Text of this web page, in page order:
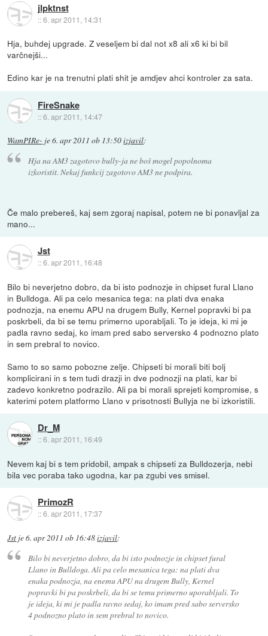
jlpktnst
::6. apr 2011, 14:31
Hja, buhdej upgrade. Z veseljem bi dal not x8 ali x6 ki bi bil
varčnejši...
Edino kar je na trenutni plati shit je amdjev ahci kontroler za sata.
FireSnake
::6. apr 2011, 14:47
WamPIRe- je6. apr 2011 ob 13:50izjavil:
Hja na AM3 zagotovo bully-ja ne boš mogel popolnoma
izkoristit. Nekaj funkcij zagotovo AM3 ne podpira.
Če malo prebereš, kaj sem zgoraj napisal, potem ne bi ponavljal za
mano...
Jst
::6. apr 2011, 16:48
Bilo bi neverjetno dobro, da bi isto podnozje in chipset fural Llano
in Bulldoga. Ali pa celo mesanica tega: na plati dva enaka
podnozja, na enemu APU na drugem Bully, Kernel popravki bi pa
poskrbeli, da bi se temu primerno uporabljali. To je ideja, ki mi je
padla ravno sedaj, ko imam pred sabo serversko 4 podnozno plato
in sem prebral to novico.
Samo to so samo pobozne zelje. Chipseti bi morali biti bolj
komplicirani in s tem tudi drazji in dve podnozji na plati, kar bi
zadevo konkretno podrazilo. Ali pa bi morali sprejeti kompromise, s
katerimi potem platformo Llano v prisotnosti Bullyja ne bi izkoristili.
Dr_M
::6. apr 2011, 16:49
Nevem kaj bi s tem pridobil, ampak s chipseti za Bulldozerja, nebi
bila vec poraba tako ugodna, kar pa zgubi ves smisel.
PrimozR
::6. apr 2011, 17:37
Jst je6. apr 2011 ob 16:48izjavil:
Bilo bi neverjetno dobro, da bi isto podnozje in chipset fural
Llano in Bulldoga. Ali pa celo mesanica tega: na plati dva
enaka podnozja, na enemu APU na drugem Bully, Kernel
popravki bi pa poskrbeli, da bi se temu primerno uporabljali. To
je ideja, ki mi je padla ravno sedaj, ko imam pred sabo serversko
4 podnozno plato in sem prebral to novico.